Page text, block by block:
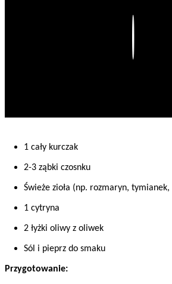
1 cały kurczak
2-3 ząbki czosnku
Świeże zioła (np. rozmaryn,
1 cytryna
2 łyżki oliwy z oliwek
Sól i pieprz do smaku
Przygotowanie: